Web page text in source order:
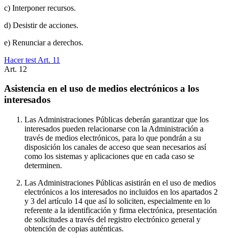
c) Interponer recursos.
d) Desistir de acciones.
e) Renunciar a derechos.
Hacer test Art. 11
Art. 12
Asistencia en el uso de medios electrónicos a los
interesados
Las Administraciones Públicas deberán garantizar que los
interesados pueden relacionarse con la Administración a
través de medios electrónicos, para lo que pondrán a su
disposición los canales de acceso que sean necesarios así
como los sistemas y aplicaciones que en cada caso se
determinen.
Las Administraciones Públicas asistirán en el uso de medios
electrónicos a los interesados no incluidos en los apartados 2
y 3 del artículo 14 que así lo soliciten, especialmente en lo
referente a la identificación y firma electrónica, presentación
de solicitudes a través del registro electrónico general y
obtención de copias auténticas.